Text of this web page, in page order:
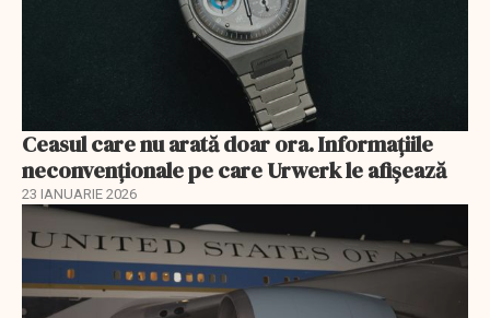
Ceasul care nu arată doar ora. Informațiile
neconvenționale pe care Urwerk le afișează
23 IANUARIE 2026